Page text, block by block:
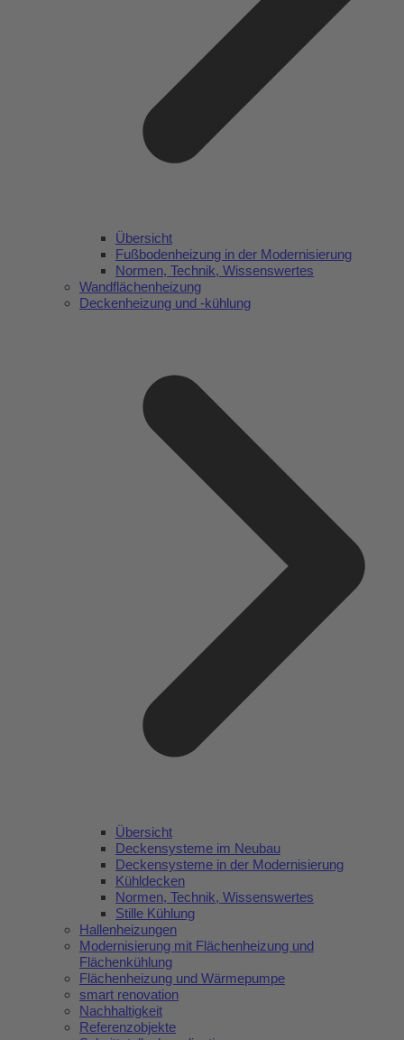
Übersicht
Fußbodenheizung in der Modernisierung
Normen, Technik, Wissenswertes
Wandflächenheizung
Deckenheizung und -kühlung
Übersicht
Deckensysteme im Neubau
Deckensysteme in der Modernisierung
Kühldecken
Normen, Technik, Wissenswertes
Stille Kühlung
Hallenheizungen
Modernisierung mit Flächenheizung und
Flächenkühlung
Flächenheizung und Wärmepumpe
smart renovation
Nachhaltigkeit
Referenzobjekte